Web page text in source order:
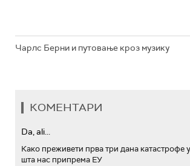
Чарлс Берни и путовање кроз музику
КОМЕНТАРИ
Da, ali...
Како преживети прва три дана катастрофе
шта нас припрема ЕУ